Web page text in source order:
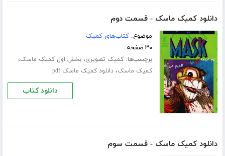
دانلود کمیک ماسک - قسمت دوم
موضوع:کتاب‌های کمیک
۳۰ صفحه
برچسب‌ها:کمیک تصویری،بخش اول کمیک ماسک،
کمیک ماسک،دانلود کمیک ماسک pdf
دانلود کتاب
دانلود کمیک ماسک - قسمت سوم